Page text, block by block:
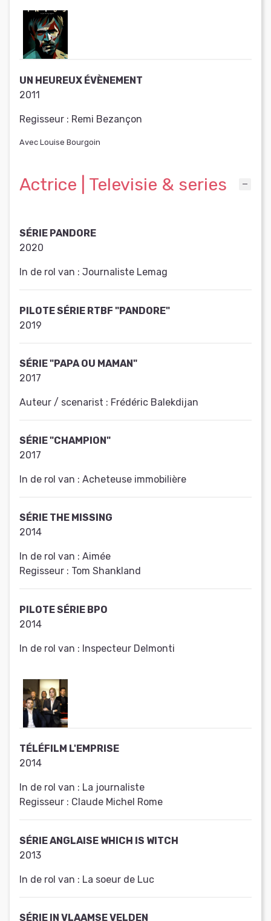
UN HEUREUX ÉVÈNEMENT
2011
Regisseur : Remi Bezançon
Avec Louise Bourgoin
Actrice | Televisie & series
SÉRIE PANDORE
2020
In de rol van : Journaliste Lemag
PILOTE SÉRIE RTBF "PANDORE"
2019
SÉRIE "PAPA OU MAMAN"
2017
Auteur / scenarist : Frédéric Balekdijan
SÉRIE "CHAMPION"
2017
In de rol van : Acheteuse immobilière
SÉRIE THE MISSING
2014
In de rol van : Aimée
Regisseur : Tom Shankland
PILOTE SÉRIE BPO
2014
In de rol van : Inspecteur Delmonti
TÉLÉFILM L'EMPRISE
2014
In de rol van : La journaliste
Regisseur : Claude Michel Rome
SÉRIE ANGLAISE WHICH IS WITCH
2013
In de rol van : La soeur de Luc
SÉRIE IN VLAAMSE VELDEN